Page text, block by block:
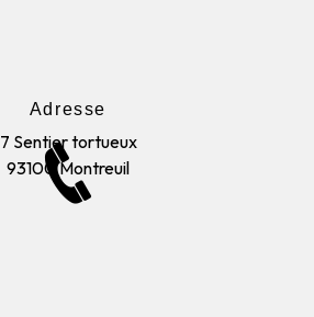
Adresse
7 Sentier tortueux
93100 Montreuil